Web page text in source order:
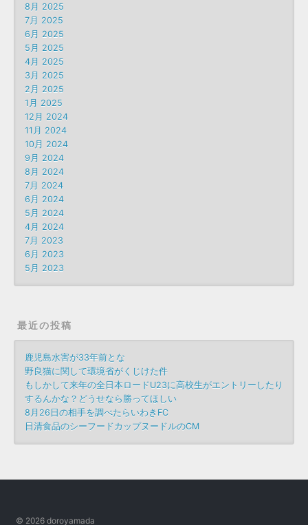
8月 2025
7月 2025
6月 2025
5月 2025
4月 2025
3月 2025
2月 2025
1月 2025
12月 2024
11月 2024
10月 2024
9月 2024
8月 2024
7月 2024
6月 2024
5月 2024
4月 2024
7月 2023
6月 2023
5月 2023
最近の投稿
鹿児島水害が33年前とな
野良猫に関して環境省がくじけた件
もしかして来年の全日本ロードU23に高校生がエントリーしたり
するんかな？どうせなら勝ってほしい
8月26日の相手を調べたらいわきFC
日清食品のシーフードカップヌードルのCM
© 2026 doroyamada